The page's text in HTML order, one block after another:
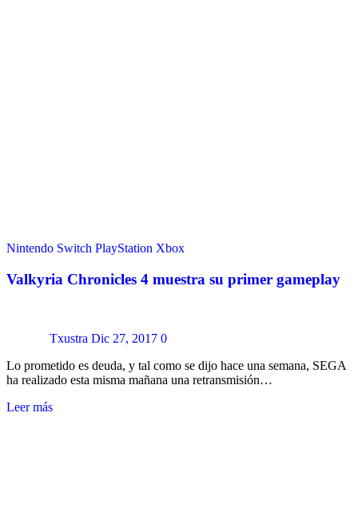
Nintendo Switch PlayStation Xbox
Valkyria Chronicles 4 muestra su primer gameplay
Txustra Dic 27, 2017 0
Lo prometido es deuda, y tal como se dijo hace una semana, SEGA
ha realizado esta misma mañana una retransmisión…
Leer más